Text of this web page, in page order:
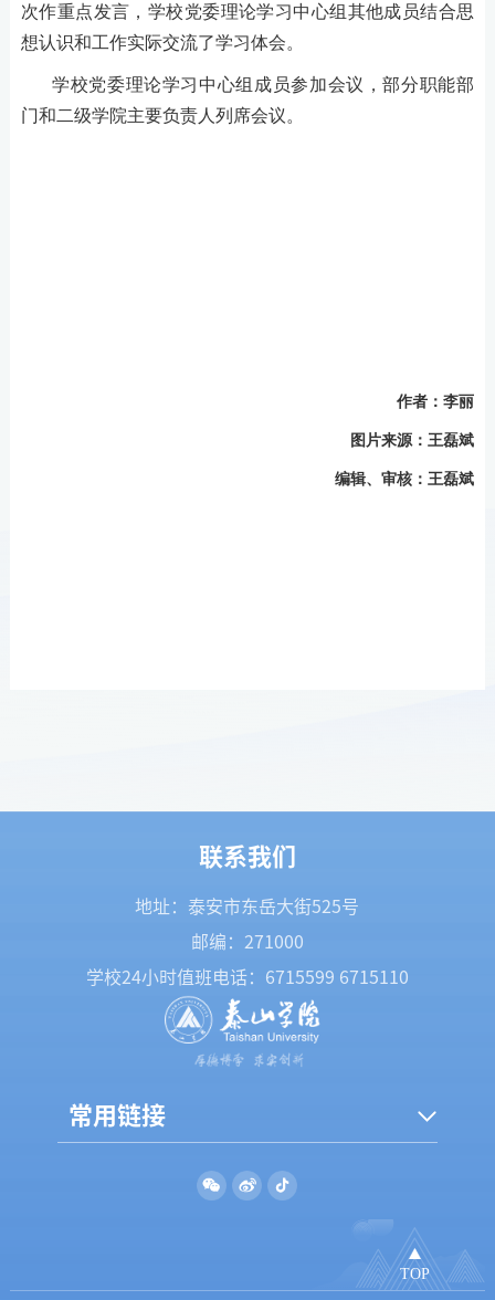
次作重点发言，学校党委理论学习中心组其他成员结合思
想认识和工作实际交流了学习体会。
学校党委理论学习中心组成员参加会议，部分职能部
门和二级学院主要负责人列席会议。
作者：李丽
图片来源 ：王磊斌
编辑、审核：王磊斌
联系我们
地址：泰安市东岳大街525号
邮编：271000
学校24小时值班电话： 6715599 6715110
常用链接